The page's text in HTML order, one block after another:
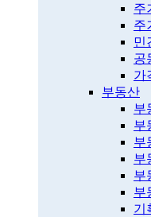
주
주
민
공
가
부동산
부
부
부
부
부
부
기